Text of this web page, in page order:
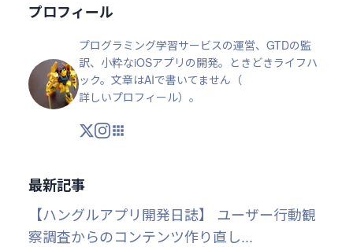
プロフィール
プログラミング学習サービスの運営、GTDの監
訳、小粋なiOSアプリの開発。ときどきライフハ
ック。文章はAIで書いてません（
詳しいプロフィール）。
X Instagram
アプリ・ツール
最新記事
【ハングルアプリ開発日誌】 ユーザー行動観
察調査からのコンテンツ作り直し...